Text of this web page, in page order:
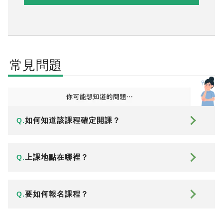
常見問題
Q.如何知道該課程確定開課？
Q. 上課地點在哪裡？
Q.要如何報名課程？